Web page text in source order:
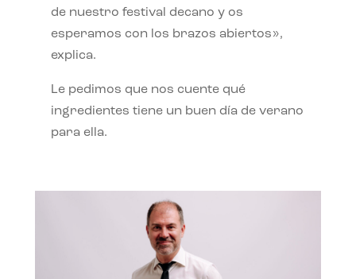
de nuestro festival decano y os
esperamos con los brazos abiertos»,
explica.
Le pedimos que nos cuente qué
ingredientes tiene un buen día de verano
para ella.